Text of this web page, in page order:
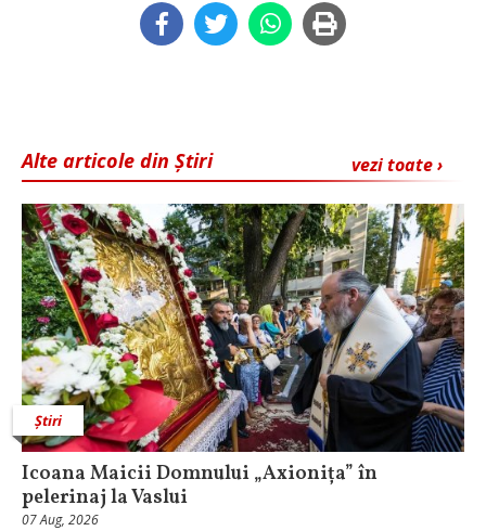
vezi toate ›
Alte articole din Știri
Știri
Icoana Maicii Domnului „Axionița” în
pelerinaj la Vaslui
07 Aug, 2026